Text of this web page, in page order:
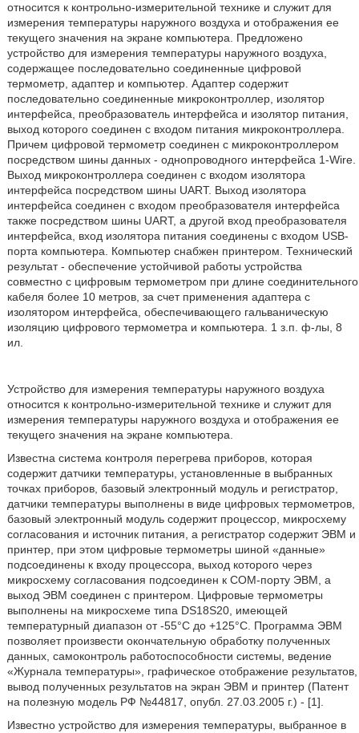
относится к контрольно-измерительной технике и служит для
измерения температуры наружного воздуха и отображения ее
текущего значения на экране компьютера. Предложено
устройство для измерения температуры наружного воздуха,
содержащее последовательно соединенные цифровой
термометр, адаптер и компьютер. Адаптер содержит
последовательно соединенные микроконтроллер, изолятор
интерфейса, преобразователь интерфейса и изолятор питания,
выход которого соединен с входом питания микроконтроллера.
Причем цифровой термометр соединен с микроконтроллером
посредством шины данных - однопроводного интерфейса 1-Wire.
Выход микроконтроллера соединен с входом изолятора
интерфейса посредством шины UART. Выход изолятора
интерфейса соединен с входом преобразователя интерфейса
также посредством шины UART, а другой вход преобразователя
интерфейса, вход изолятора питания соединены с входом USB-
порта компьютера. Компьютер снабжен принтером. Технический
результат - обеспечение устойчивой работы устройства
совместно с цифровым термометром при длине соединительного
кабеля более 10 метров, за счет применения адаптера с
изолятором интерфейса, обеспечивающего гальваническую
изоляцию цифрового термометра и компьютера. 1 з.п. ф-лы, 8
ил.
Устройство для измерения температуры наружного воздуха
относится к контрольно-измерительной технике и служит для
измерения температуры наружного воздуха и отображения ее
текущего значения на экране компьютера.
Известна система контроля перегрева приборов, которая
содержит датчики температуры, установленные в выбранных
точках приборов, базовый электронный модуль и регистратор,
датчики температуры выполнены в виде цифровых термометров,
базовый электронный модуль содержит процессор, микросхему
согласования и источник питания, а регистратор содержит ЭВМ и
принтер, при этом цифровые термометры шиной «данные»
подсоединены к входу процессора, выход которого через
микросхему согласования подсоединен к СОМ-порту ЭВМ, а
выход ЭВМ соединен с принтером. Цифровые термометры
выполнены на микросхеме типа DS18S20, имеющей
температурный диапазон от -55°C до +125°C. Программа ЭВМ
позволяет произвести окончательную обработку полученных
данных, самоконтроль работоспособности системы, ведение
«Журнала температуры», графическое отображение результатов,
вывод полученных результатов на экран ЭВМ и принтер (Патент
на полезную модель РФ №44817, опубл. 27.03.2005 г.) - [1].
Известно устройство для измерения температуры, выбранное в